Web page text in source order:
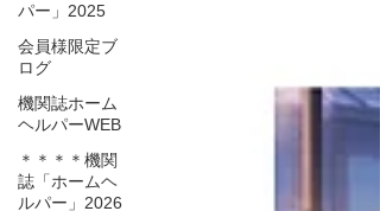
パー」2025
会員様限定ブ
ログ
機関誌ホーム
ヘルパーWEB
＊＊＊＊機関
誌「ホームヘ
ルパー」2026